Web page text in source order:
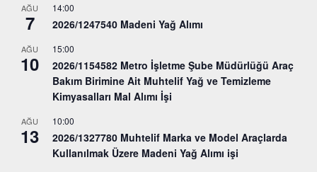
AĞU
7
14:00
2026/1247540 Madeni Yağ Alımı
AĞU
10
15:00
2026/1154582 Metro İşletme Şube Müdürlüğü Araç
Bakım Birimine Ait Muhtelif Yağ ve Temizleme
Kimyasalları Mal Alımı İşi
AĞU
13
10:00
2026/1327780 Muhtelif Marka ve Model Araçlarda
Kullanılmak Üzere Madeni Yağ Alımı işi